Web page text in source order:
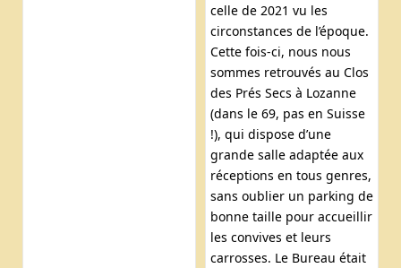
celle de 2021 vu les
circonstances de l’époque.
Cette fois-ci, nous nous
sommes retrouvés au Clos
des Prés Secs à Lozanne
(dans le 69, pas en Suisse
!), qui dispose d’une
grande salle adaptée aux
réceptions en tous genres,
sans oublier un parking de
bonne taille pour accueillir
les convives et leurs
carrosses. Le Bureau était